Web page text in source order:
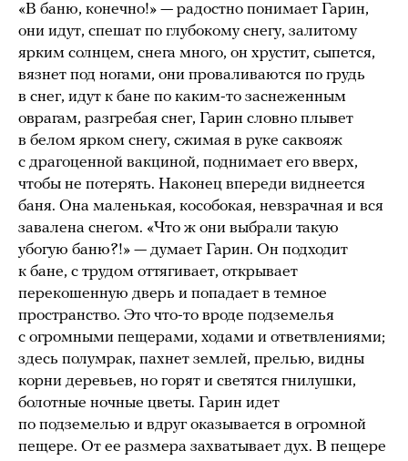
«В баню, конечно!» — радостно понимает Гарин,
они идут, спешат по глубокому снегу, залитому
ярким солнцем, снега много, он хрустит, сыпется,
вязнет под ногами, они проваливаются по грудь
в снег, идут к бане по каким-то заснеженным
оврагам, разгребая снег, Гарин словно плывет
в белом ярком снегу, сжимая в руке саквояж
с драгоценной вакциной, поднимает его вверх,
чтобы не потерять. Наконец впереди виднеется
баня. Она маленькая, кособокая, невзрачная и вся
завалена снегом. «Что ж они выбрали такую
убогую баню?!» — думает Гарин. Он подходит
к бане, с трудом оттягивает, открывает
перекошенную дверь и попадает в темное
пространство. Это что-то вроде подземелья
с огромными пещерами, ходами и ответвлениями;
здесь полумрак, пахнет землей, прелью, видны
корни деревьев, но горят и светятся гнилушки,
болотные ночные цветы. Гарин идет
по подземелью и вдруг оказывается в огромной
пещере. От ее размера захватывает дух. В пещере